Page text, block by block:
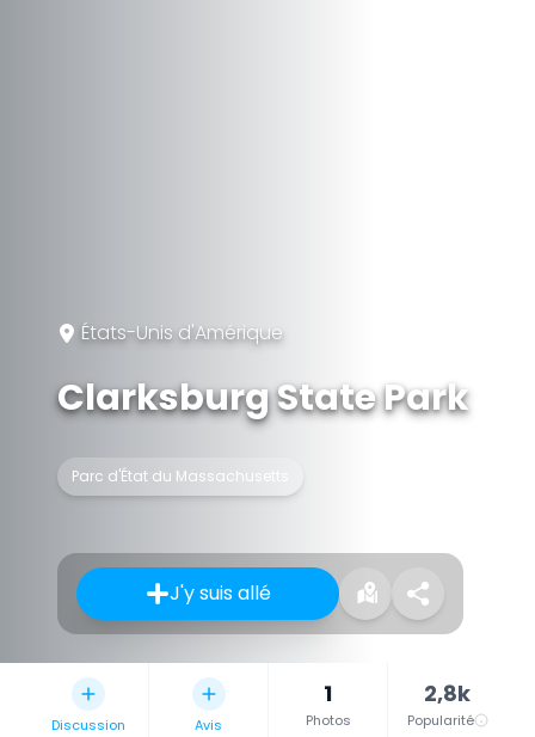
États-Unis d'Amérique
Clarksburg State Park
Parc d'État du Massachusetts
J'y suis allé
Discussion Avis
1
Photos
2,8k
Popularité